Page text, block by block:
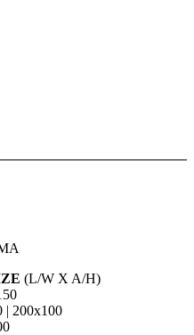
(L/W X A/H)
| 200x100